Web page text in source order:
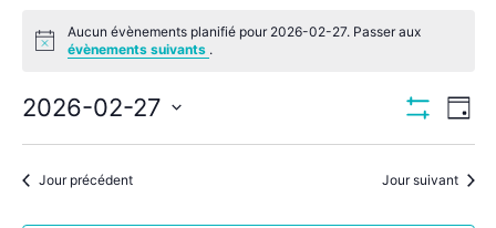
Notice
Aucun évènements planifié pour 2026-02-27. Passer aux
évènements suivants .
parde
Jour
2026-02-27
une
date.Jour précédent Jour suivant